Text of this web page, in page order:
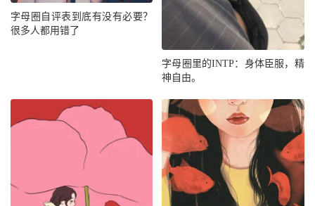
字母圈自评表到底有没有必要？
很多人都用错了
字母圈里的INTP：身体臣服，精
神自由。